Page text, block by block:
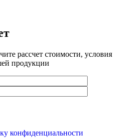
рассчет стоимости, условия
продукции
конфиденциальности